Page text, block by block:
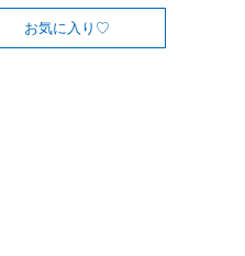
お気に入り